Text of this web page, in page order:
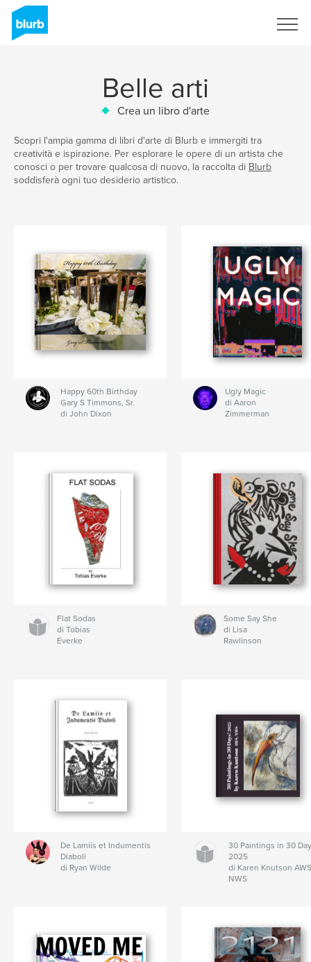
Belle arti
Crea un libro d'arte
Scopri l'ampia gamma di libri d'arte di Blurb e immergiti tra
creatività e ispirazione. Per esplorare le opere di un artista che
conosci o per trovare qualcosa di nuovo, la raccolta di Blurb
soddisferà ogni tuo desiderio artistico.
Happy 60th Birthday
Gary S Timmons, Sr.
di John Dixon
Ugly Magic
di Aaron
Zimmerman
Flat Sodas
di Tobias
Everke
Some Say She
di Lisa
Rawlinson
De Lamiis et Indumentis
Diaboli
di Ryan Wilde
30 Paintings in 30
2025
di Karen Knutson
NWS